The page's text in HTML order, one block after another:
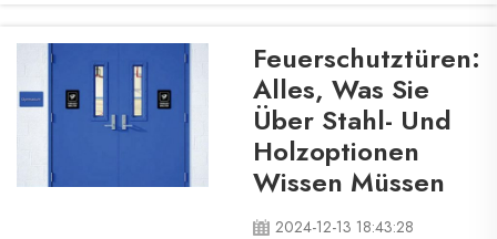
ästhetischen Wert,
um Ihren
Arbeitsplatz oder Ihr
Zuhause gemütlich
und angenehm zu
gestalten. Eine
Vielzahl an
Feuerschutztüren:
Alles, Was Sie
Über Stahl- Und
Holzoptionen
Wissen Müssen
2024-12-13 18:43:28